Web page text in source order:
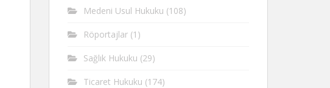
Medeni Usul Hukuku (108)
Röportajlar (1)
Sağlık Hukuku (29)
Ticaret Hukuku (174)